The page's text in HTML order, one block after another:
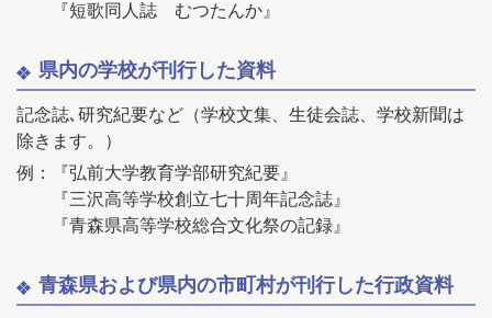
『短歌同人誌 むつたんか』
県内の学校が刊行した資料
記念誌､研究紀要など（学校文集、生徒会誌、学校新聞は
除きます。）
例：『弘前大学教育学部研究紀要』
『三沢高等学校創立七十周年記念誌』
『青森県高等学校総合文化祭の記録』
青森県および県内の市町村が刊行した行政資料